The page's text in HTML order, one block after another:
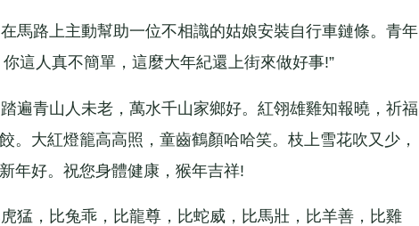
路上主動幫助一位不相識的姑娘安裝自行車鏈條。青年
這人真不簡單，這麼大年紀還上街來做好事!”
青山人未老，萬水千山家鄉好。紅翎雄雞知報曉，祈福
。大紅燈籠高高照，童齒鶴顏哈哈笑。枝上雪花吹又少，
年好。祝您身體健康，猴年吉祥!
，比兔乖，比龍尊，比蛇威，比馬壯，比羊善，比雞